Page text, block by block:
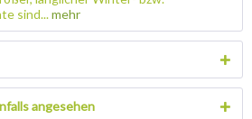
sind...mehr
angesehen